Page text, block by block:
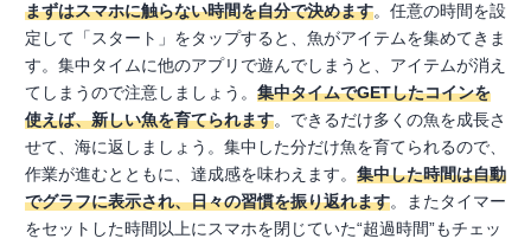
まずはスマホに触らない時間を自分で決めます。任意の時間を設
定して「スタート」をタップすると、魚がアイテムを集めてきま
す。集中タイムに他のアプリで遊んでしまうと、アイテムが消え
てしまうので注意しましょう。 集中タイムでGETしたコインを
使えば、新しい魚を育てられます。できるだけ多くの魚を成長さ
せて、海に返しましょう。集中した分だけ魚を育てられるので、
作業が進むとともに、達成感を味わえます。 集中した時間は自動
でグラフに表示され、日々の習慣を振り返れます。またタイマー
をセットした時間以上にスマホを閉じていた“超過時間”もチェッ